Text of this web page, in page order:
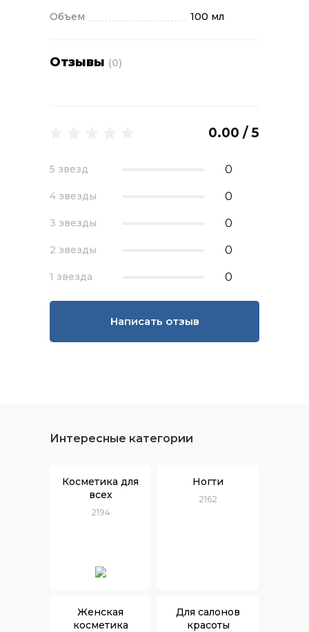
Объем 100 мл
Отзывы (0)
0.00 / 5
5 звезд 0
4 звезды 0
3 звезды 0
2 звезды 0
1 звезда 0
Написать отзыв
Интересные категории
Косметика для
всех
2194
Ногти
2162
Женская
косметика
Для салонов
красоты